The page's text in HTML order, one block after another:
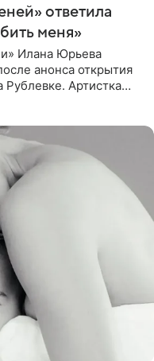
ответила
меня»
Илана Юрьева
анонса открытия
Рублевке. Артистка